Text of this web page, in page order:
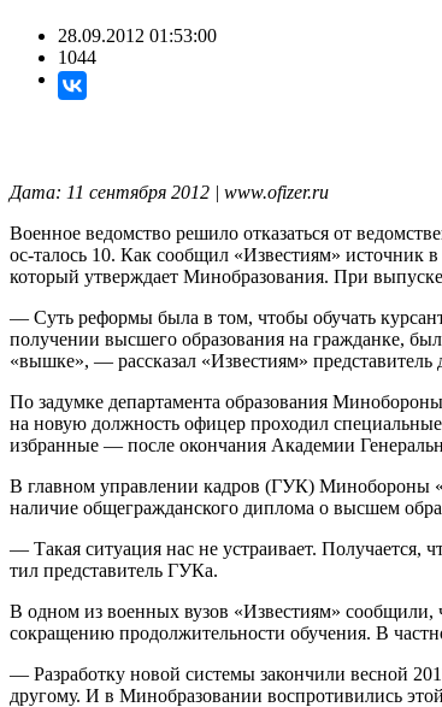
28.09.2012 01:53:00
1044
Дата: 11 сентября 2012 | www.ofizer.ru
Военное ведомство решило отказаться от
ос-талось 10. Как сообщил «Известиям» источник
который утверждает Минобразования. При
— Суть реформы была в том, чтобы обучать
получении высшего образования на гражданке,
«вышке», — рассказал «Известиям»
По задумке департамента образования
на новую должность офицер проходил
избранные — после окончания Академии
В главном управлении кадров (ГУК) Минобороны
наличие общегражданского диплома о высшем
— Такая ситуация нас не устраивает.
тил представитель ГУКа.
В одном из военных вузов «Известиям» сообщили,
сокращению продолжительности обучения. В
— Разработку новой системы закончили весной
другому. И в Минобразовании воспротивились